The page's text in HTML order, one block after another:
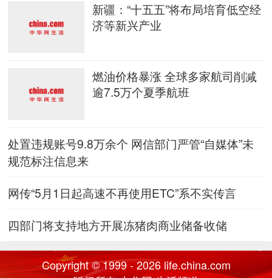
新疆：“十五五”将布局培育低空经
济等新兴产业
燃油价格暴涨 全球多家航司削减
逾7.5万个夏季航班
处置违规账号9.8万余个 网信部门严管“自媒体”未
规范标注信息来
网传“5月1日起高速不再使用ETC”系不实传言
四部门将支持地方开展冻猪肉商业储备收储
Copyright © 1999 - 2026 life.china.com